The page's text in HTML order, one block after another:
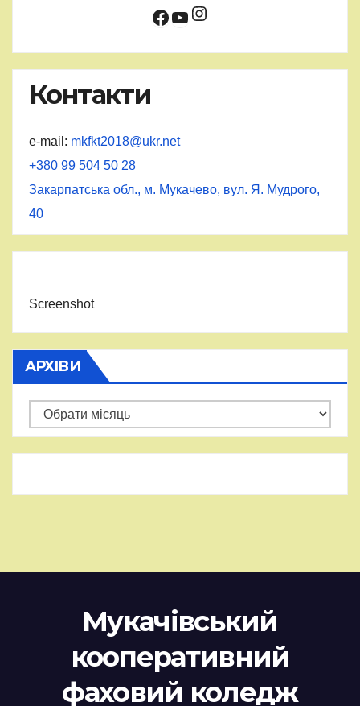
Facebook
YouTube
Instagram
Контакти
e-mail: mkfkt2018@ukr.net
+380 99 504 50 28
Закарпатська обл., м. Мукачево, вул. Я. Мудрого,
40
Screenshot
АРХІВИ
Архіви
Мукачівський
кооперативний
фаховий коледж